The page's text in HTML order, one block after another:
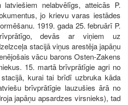
nelabvēlīgs, atteicās P.
jo krievu varas iestādes
1919. gada 25. februārī P.
devās ar viņiem uz
stacijā viņus arestēja japāņu
vācu barons Osten-Zakens
15. martā brīvprātīgie agri no
kurai tai brīdī uzbruka kāda
brīvprātīgie lauzušies ārā no
japāņu apsardzes virsnieks), tad